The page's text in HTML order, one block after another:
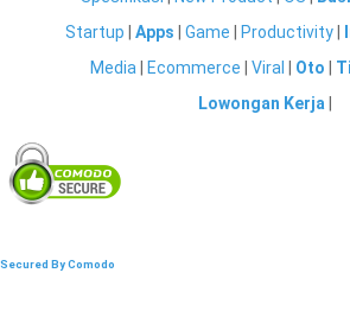
Startup |Apps |Game Productivity
Media
Ecommerce |Viral Oto
Lowongan Kerja
Secured By Comodo